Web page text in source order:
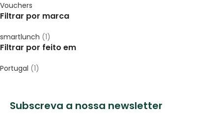
Vouchers
Filtrar por marca
smartlunch (1)
Filtrar por feito em
Portugal (1)
Subscreva a nossa newsletter